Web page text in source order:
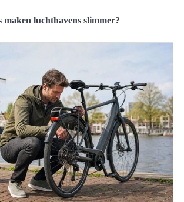
maken luchthavens slimmer?